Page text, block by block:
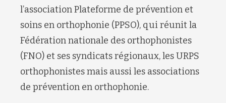
l’association Plateforme de prévention et
soins en orthophonie (PPSO), qui réunit la
Fédération nationale des orthophonistes
(FNO) et ses syndicats régionaux, les URPS
orthophonistes mais aussi les associations
de prévention en orthophonie.